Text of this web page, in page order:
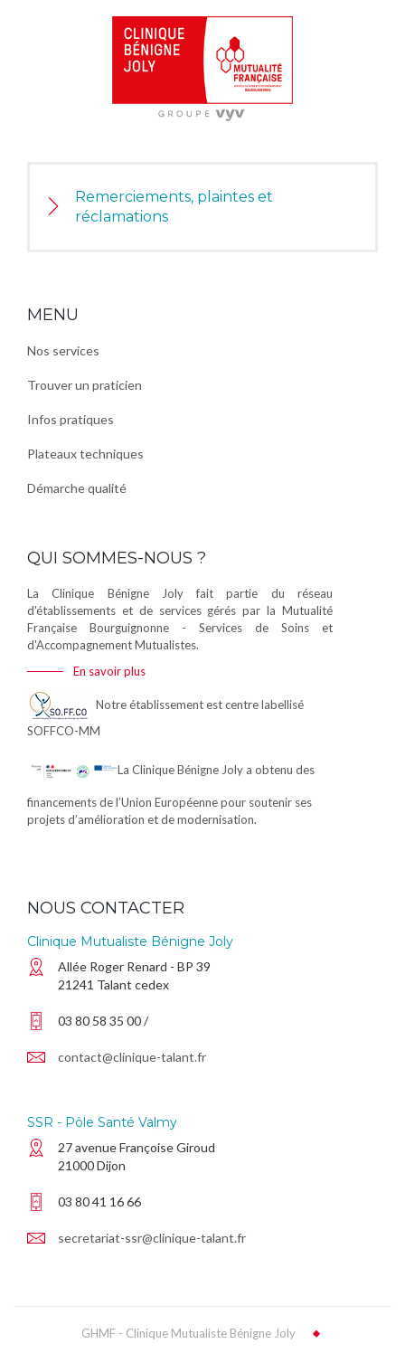
Remerciements, plaintes et
réclamations
MENU
Nos services
Trouver un praticien
Infos pratiques
Plateaux techniques
Démarche qualité
QUI SOMMES-NOUS ?
La Clinique Bénigne Joly fait partie du réseau
d'établissements et de services gérés par la Mutualité
Française Bourguignonne - Services de Soins et
d'Accompagnement Mutualistes.
En savoir plus
Notre établissement est centre labellisé
SOFFCO-MM
La Clinique Bénigne Joly a obtenu des
financements de l’Union Européenne pour soutenir ses
projets d’amélioration et de modernisation.
NOUS CONTACTER
Clinique Mutualiste Bénigne Joly
Allée Roger Renard - BP 39
21241 Talant cedex
03 80 58 35 00 /
contact@clinique-talant.fr
SSR - Pôle Santé Valmy
27 avenue Françoise Giroud
21000 Dijon
03 80 41 16 66
secretariat-ssr@clinique-talant.fr
GHMF - Clinique Mutualiste Bénigne Joly